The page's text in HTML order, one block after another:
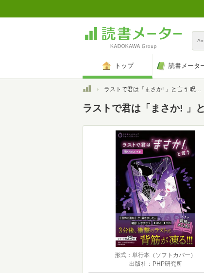
トップ 読書メータ
トップラストで君は「まさか! 」と言う 呪いのスマホ (3分間ノンストップショートストーリー)
ラストで君は「まさか! 」
形式：単行本（ソフトカバー）
出版社：PHP研究所